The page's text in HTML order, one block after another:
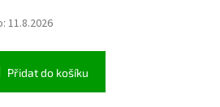
11.8.2026
Přidat do košíku